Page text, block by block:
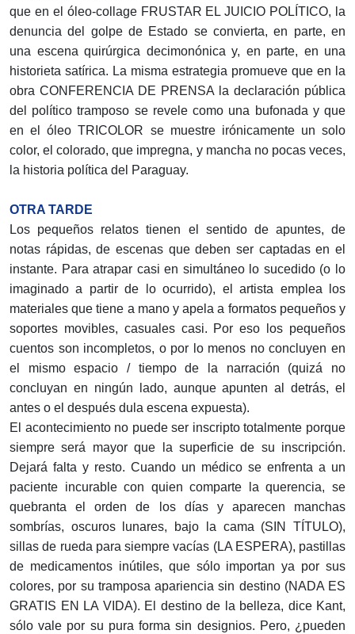
que en el óleo-collage FRUSTAR EL JUICIO POLÍTICO, la
denuncia del golpe de Estado se convierta, en parte, en
una escena quirúrgica decimonónica y, en parte, en una
historieta satírica. La misma estrategia promueve que en la
obra CONFERENCIA DE PRENSA la declaración pública
del político tramposo se revele como una bufonada y que
en el óleo TRICOLOR se muestre irónicamente un solo
color, el colorado, que impregna, y mancha no pocas veces,
la historia política del Paraguay.
OTRA TARDE
Los pequeños relatos tienen el sentido de apuntes, de
notas rápidas, de escenas que deben ser captadas en el
instante. Para atrapar casi en simultáneo lo sucedido (o lo
imaginado a partir de lo ocurrido), el artista emplea los
materiales que tiene a mano y apela a formatos pequeños y
soportes movibles, casuales casi. Por eso los pequeños
cuentos son incompletos, o por lo menos no concluyen en
el mis­mo espacio / tiempo de la narración (quizá no
concluyan en ningún lado, aunque apunten al detrás, el
antes o el después dula escena expuesta).
El acontecimiento no puede ser inscripto totalmente porque
siempre será mayor que la superficie de su inscripción.
Dejará falta y resto. Cuando un médico se enfrenta a un
paciente incurable con quien comparte la querencia, se
quebranta el orden de los días y aparecen manchas
sombrías, oscuros lunares, bajo la cama (SIN TÍTULO),
sillas de rueda para siempre vacías (LA ESPERA), pastillas
de medica­mentos inútiles, que sólo importan ya por sus
colores, por su tramposa apariencia sin destino (NADA ES
GRATIS EN LA VIDA). El destino de la belleza, dice Kant,
sólo vale por su pura forma sin designios. Pero, ¿pueden